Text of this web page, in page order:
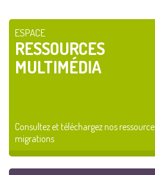
ESPACE
RESSOURCES
MULTIMÉDIA
Consultez et téléchargez nos
migrations